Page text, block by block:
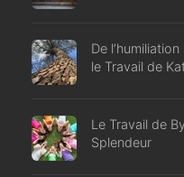
De
le Travail de
Le Travail de
Splendeur